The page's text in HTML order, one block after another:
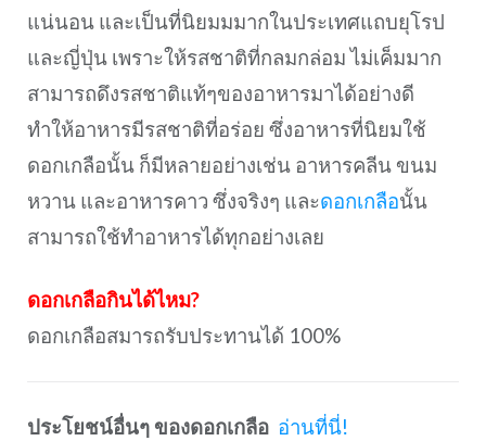
แน่นอน และเป็นที่นิยมมมากในประเทศแถบยุโรป
และญี่ปุ่น เพราะให้รสชาติที่กลมกล่อม ไม่เค็มมาก
สามารถดึงรสชาติแท้ๆของอาหารมาได้อย่างดี
ทำให้อาหารมีรสชาติที่อร่อย ซึ่งอาหารที่นิยมใช้
ดอกเกลือนั้น ก็มีหลายอย่างเช่น อาหารคลีน ขนม
หวาน และอาหารคาว ซึ่งจริงๆ และดอกเกลือนั้น
สามารถใช้ทำอาหารได้ทุกอย่างเลย
ดอกเกลือกินได้ไหม?
ดอกเกลือสมารถรับประทานได้ 100%
ประโยชน์อื่นๆ ของดอกเกลือ อ่านที่นี่!